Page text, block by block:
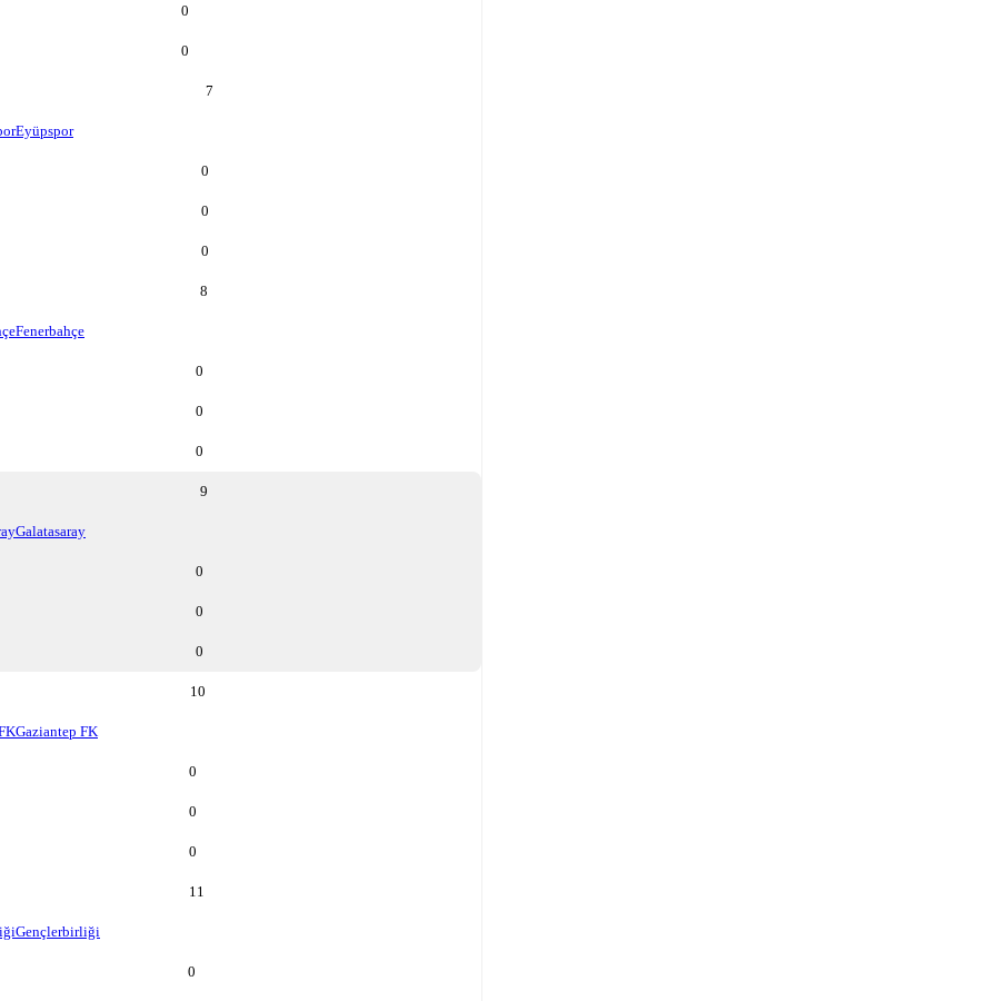
0
0
7
Eyüpspor
0
0
0
8
Fenerbahçe
0
0
0
9
Galatasaray
0
0
0
10
Gaziantep FK
0
0
0
11
Gençlerbirliği
0